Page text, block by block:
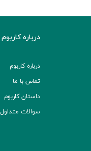
درباره کاربوم
درباره کاربوم
تماس با ما
داستان کاربوم
سوالات متداول